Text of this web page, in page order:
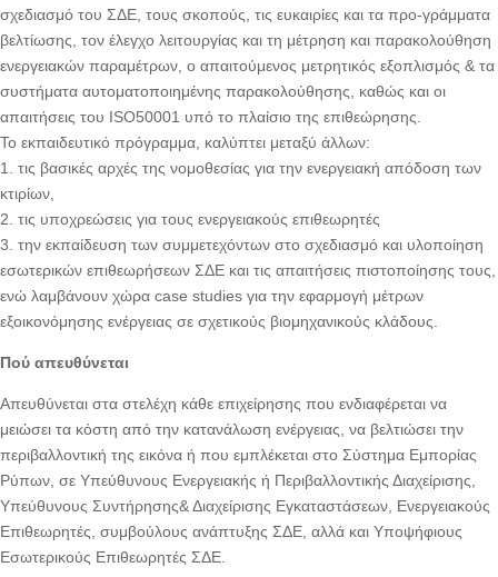
σχεδιασμό του ΣΔΕ, τους σκοπούς, τις ευκαιρίες και τα προ-γράμματα
βελτίωσης, τον έλεγχο λειτουργίας και τη μέτρηση και παρακολούθηση
ενεργειακών παραμέτρων, ο απαιτούμενος μετρητικός εξοπλισμός & τα
συστήματα αυτοματοποιημένης παρακολούθησης, καθώς και οι
απαιτήσεις του ISO50001 υπό το πλαίσιο της επιθεώρησης.
Το εκπαιδευτικό πρόγραμμα, καλύπτει μεταξύ άλλων:
1. τις βασικές αρχές της νομοθεσίας για την ενεργειακή απόδοση των
κτιρίων,
2. τις υποχρεώσεις για τους ενεργειακούς επιθεωρητές
3. την εκπαίδευση των συμμετεχόντων στο σχεδιασμό και υλοποίηση
εσωτερικών επιθεωρήσεων ΣΔΕ και τις απαιτήσεις πιστοποίησης τους,
ενώ λαμβάνουν χώρα case studies για την εφαρμογή μέτρων
εξοικονόμησης ενέργειας σε σχετικούς βιομηχανικούς κλάδους.
Πού απευθύνεται
Απευθύνεται στα στελέχη κάθε επιχείρησης που ενδιαφέρεται να
μειώσει τα κόστη από την κατανάλωση ενέργειας, να βελτιώσει την
περιβαλλοντική της εικόνα ή που εμπλέκεται στο Σύστημα Εμπορίας
Ρύπων, σε Υπεύθυνους Ενεργειακής ή Περιβαλλοντικής Διαχείρισης,
Υπεύθυνους Συντήρησης& Διαχείρισης Εγκαταστάσεων, Ενεργειακούς
Επιθεωρητές, συμβούλους ανάπτυξης ΣΔΕ, αλλά και Υποψήφιους
Εσωτερικούς Επιθεωρητές ΣΔΕ.